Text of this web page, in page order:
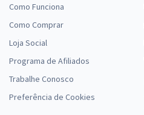
Como Funciona
Como Comprar
Loja Social
Programa de Afiliados
Trabalhe Conosco
Preferência de Cookies